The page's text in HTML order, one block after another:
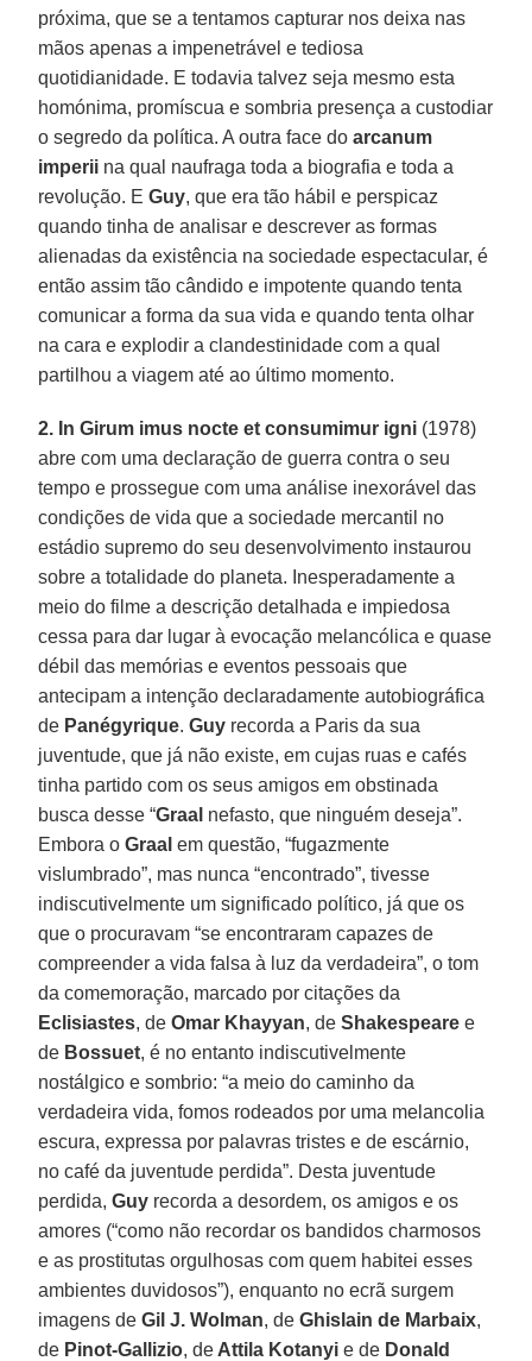
próxima, que se a tentamos capturar nos deixa nas
mãos apenas a impenetrável e tediosa
quotidianidade. E todavia talvez seja mesmo esta
homónima, promíscua e sombria presença a custodiar
o segredo da política. A outra face doarcanum
imperii na qual naufraga toda a biografia e toda a
revolução. E Guy, que era tão hábil e perspicaz
quando tinha de analisar e descrever as formas
alienadas da existência na sociedade espectacular, é
então assim tão cândido e impotente quando tenta
comunicar a forma da sua vida e quando tenta olhar
na cara e explodir a clandestinidade com a qual
partilhou a viagem até ao último momento.
2. In Girum imus nocte et consumimur igni (1978)
abre com uma declaração de guerra contra o seu
tempo e prossegue com uma análise inexorável das
condições de vida que a sociedade mercantil no
estádio supremo do seu desenvolvimento instaurou
sobre a totalidade do planeta. Inesperadamente a
meio do filme a descrição detalhada e impiedosa
cessa para dar lugar à evocação melancólica e quase
débil das memórias e eventos pessoais que
antecipam a intenção declaradamente autobiográfica
de Panégyrique. Guy recorda a Paris da sua
juventude, que já não existe, em cujas ruas e cafés
tinha partido com os seus amigos em obstinada
busca desse “Graal nefasto, que ninguém deseja”.
Embora oGraal em questão, “fugazmente
vislumbrado”, mas nunca “encontrado”, tivesse
indiscutivelmente um significado político, já que os
que o procuravam “se encontraram capazes de
compreender a vida falsa à luz da verdadeira”, o tom
da comemoração, marcado por citações da
Eclisiastes, deOmar Khayyan, deShakespeare e
de Bossuet, é no entanto indiscutivelmente
nostálgico e sombrio: “a meio do caminho da
verdadeira vida, fomos rodeados por uma melancolia
escura, expressa por palavras tristes e de escárnio,
no café da juventude perdida”. Desta juventude
perdida,Guy recorda a desordem, os amigos e os
amores (“como não recordar os bandidos charmosos
e as prostitutas orgulhosas com quem habitei esses
ambientes duvidosos”), enquanto no ecrã surgem
imagens deGil J. Wolman, deGhislain de Marbaix,
de Pinot-Gallizio, de Attila Kotanyi e de Donald